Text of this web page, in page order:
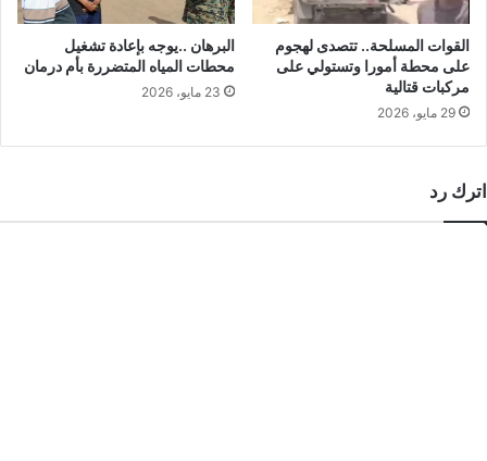
القوات المسلحة.. تتصدى لهجوم
على محطة أمورا وتستولي على
مركبات قتالية
29 مايو، 2026
البرهان ..يوجه بإعادة تشغيل
محطات المياه المتضررة بأم درمان
23 مايو، 2026
اترك رد